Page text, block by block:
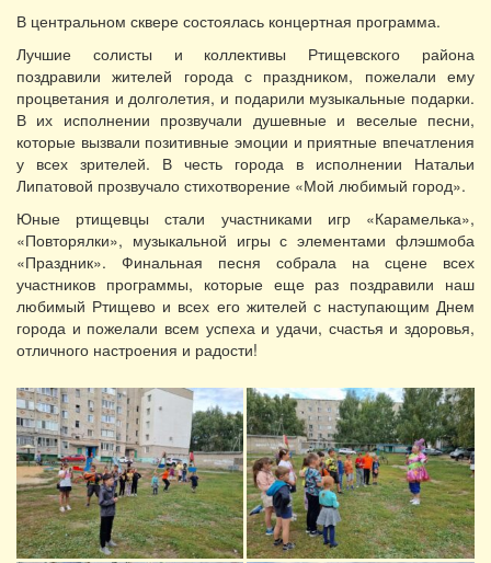
В центральном сквере состоялась концертная программа.
Лучшие солисты и коллективы Ртищевского района
поздравили жителей города с праздником, пожелали ему
процветания и долголетия, и подарили музыкальные подарки.
В их исполнении прозвучали душевные и веселые песни,
которые вызвали позитивные эмоции и приятные впечатления
у всех зрителей. В честь города в исполнении Натальи
Липатовой прозвучало стихотворение «Мой любимый город».
Юные ртищевцы стали участниками игр «Карамелька»,
«Повторялки», музыкальной игры с элементами флэшмоба
«Праздник». Финальная песня собрала на сцене всех
участников программы, которые еще раз поздравили наш
любимый Ртищево и всех его жителей с наступающим Днем
города и пожелали всем успеха и удачи, счастья и здоровья,
отличного настроения и радости!